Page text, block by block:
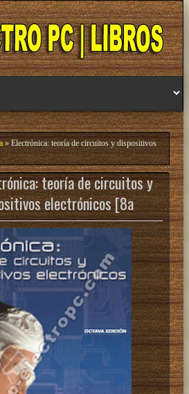
» Electrónica: teoría de circuitos y dispositivos
teoría de circuitos y
electrónicos [8a